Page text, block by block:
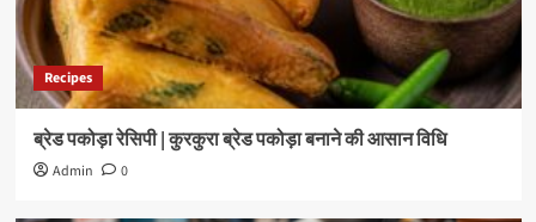
Recipes
ब्रेड पकोड़ा रेसिपी | कुरकुरा ब्रेड पकोड़ा बनाने की आसान विधि
Admin 0